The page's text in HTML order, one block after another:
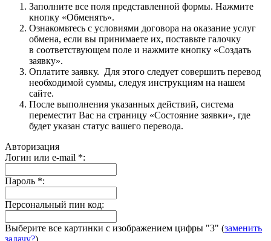
Заполните все поля представленной формы. Нажмите
кнопку «Обменять».
Ознакомьтесь с условиями договора на оказание услуг
обмена, если вы принимаете их, поставьте галочку
в соответствующем поле и нажмите кнопку «Создать
заявку».
Оплатите заявку. Для этого следует совершить перевод
необходимой суммы, следуя инструкциям на нашем
сайте.
После выполнения указанных действий, система
переместит Вас на страницу «Состояние заявки», где
будет указан статус вашего перевода.
Авторизация
Логин или e-mail *:
Пароль *:
Персональный пин код:
Выберите все картинки с изображением цифры "3" (заменить
задачу?)